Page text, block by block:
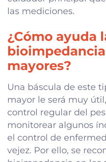
las mediciones.
¿Cómo ayuda
mayores?
Una báscula de este
mayor le será muy
control regular del
monitorear algunos
el control de
vejez. Por ello, se